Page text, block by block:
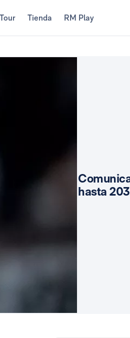
Tour Tienda RM Play
hasta